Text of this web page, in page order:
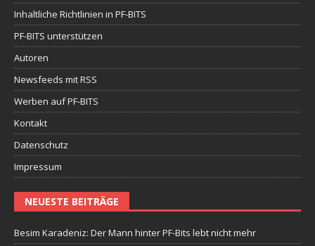
Inhaltliche Richtlinien in PF-BITS
PF-BITS unterstützen
Autoren
Newsfeeds mit RSS
Werben auf PF-BITS
Kontakt
Datenschutz
Impressum
NEUESTE BEITRÄGE
Besim Karadeniz: Der Mann hinter PF-Bits lebt nicht mehr